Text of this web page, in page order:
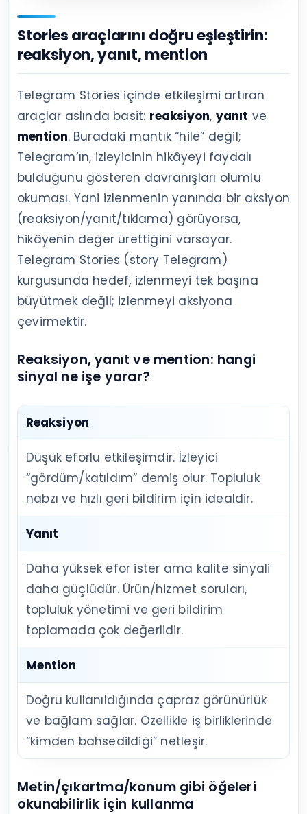
Stories araçlarını doğru eşleştirin:
reaksiyon, yanıt, mention
Telegram Stories içinde etkileşimi artıran
araçlar aslında basit: reaksiyon, yanıt ve
mention. Buradaki mantık “hile” değil;
Telegram’ın, izleyicinin hikâyeyi faydalı
bulduğunu gösteren davranışları olumlu
okuması. Yani izlenmenin yanında bir aksiyon
(reaksiyon/yanıt/tıklama) görüyorsa,
hikâyenin değer ürettiğini varsayar.
Telegram Stories (story Telegram)
kurgusunda hedef, izlenmeyi tek başına
büyütmek değil; izlenmeyi aksiyona
çevirmektir.
Reaksiyon, yanıt ve mention: hangi
sinyal ne işe yarar?
Reaksiyon
Düşük eforlu etkileşimdir. İzleyici
“gördüm/katıldım” demiş olur. Topluluk
nabzı ve hızlı geri bildirim için idealdir.
Yanıt
Daha yüksek efor ister ama kalite sinyali
daha güçlüdür. Ürün/hizmet soruları,
topluluk yönetimi ve geri bildirim
toplamada çok değerlidir.
Mention
Doğru kullanıldığında çapraz görünürlük
ve bağlam sağlar. Özellikle iş birliklerinde
“kimden bahsedildiği” netleşir.
Metin/çıkartma/konum gibi öğeleri
okunabilirlik için kullanma